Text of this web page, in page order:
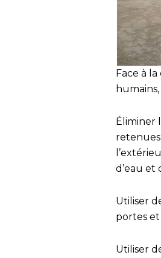
Face à
Éliminer
retenues
d’eau et
Utiliser
portes
Utiliser